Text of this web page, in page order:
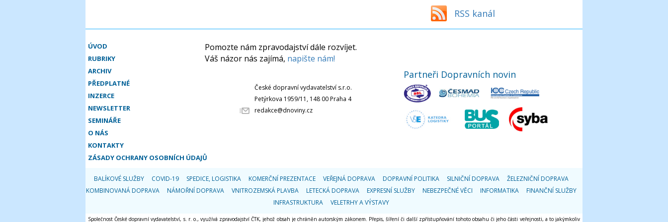
RSS kanál
ÚVOD
RUBRIKY
ARCHIV
PŘEDPLATNÉ
INZERCE
NEWSLETTER
SEMINÁŘE
O NÁS
KONTAKTY
ZÁSADY OCHRANY OSOBNÍCH ÚDAJŮ
Pomozte nám zpravodajství dále rozvíjet.
Váš názor nás zajímá, napište nám!
České dopravní vydavatelství s.r.o.
Petýrkova 1959/11, 148 00 Praha 4
redakce@dnoviny.cz
Partneři Dopravních novin
BALÍKOVÉ SLUŽBY COVID-19 SPEDICE, LOGISTIKA KOMERČNÍ PREZENTACE VEŘEJNÁ DOPRAVA DOPRAVNÍ POLITIKA SILNIČNÍ DOPRAVA
ŽELEZNIČNÍ DOPRAVA
KOMBINOVANÁ DOPRAVA
NÁMOŘNÍ DOPRAVA VNITROZEMSKÁ PLAVBA LETECKÁ DOPRAVA EXPRESNÍ SLUŽBY NEBEZPEČNÉ VĚCI INFORMATIKA
FINANČNÍ SLUŽBY
INFRASTRUKTURA
VELETRHY A VÝSTAVY
Společnost České dopravní vydavatelství, s. r. o., využívá zpravodajství ČTK, jehož obsah je chráněn autorským zákonem. Přepis, šíření či další zpřístupňování tohoto obsahu či jeho části veřejnosti, a to jakýmkoliv